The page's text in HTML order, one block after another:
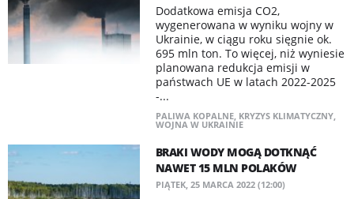
Dodatkowa emisja CO2,
wygenerowana w wyniku wojny w
Ukrainie, w ciągu roku sięgnie ok.
695 mln ton. To więcej, niż wyniesie
planowana redukcja emisji w
państwach UE w latach 2022-2025
-...
PALIWA KOPALNE, KRYZYS KLIMATYCZNY,
WOJNA W UKRAINIE
BRAKI WODY MOGĄ DOTKNĄĆ
NAWET 15 MLN POLAKÓW
PIĄTEK, 25 MARCA 2022 (12:00)